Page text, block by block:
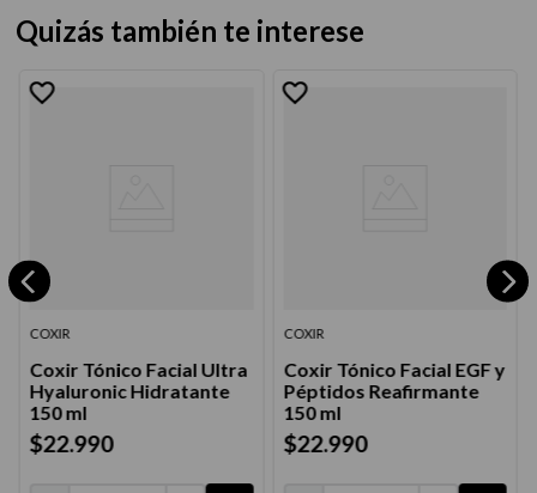
Quizás también te interese
COXIR
Coxir Tónico Facial Ultra
Hyaluronic Hidratante
150 ml
$22.990
COXIR
Coxir Tónico Facial EGF y
Péptidos Reafirmante
150 ml
$22.990